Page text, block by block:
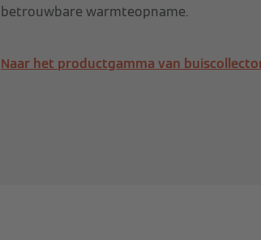
betrouwbare warmteopname.
Naar het productgamma van